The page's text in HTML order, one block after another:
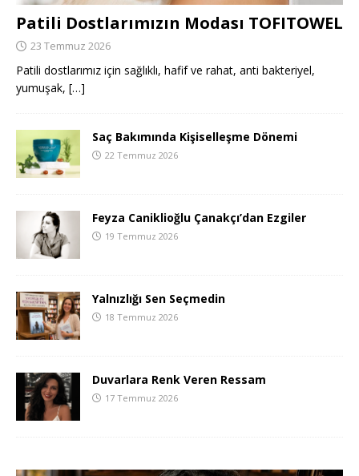
Patili Dostlarımızın Modası TOFITOWEL
23 Temmuz 2026
Patili dostlarımız için sağlıklı, hafif ve rahat, anti bakteriyel,
yumuşak, […]
Saç Bakımında Kişiselleşme Dönemi
22 Temmuz 2026
Feyza Caniklioğlu Çanakçı’dan Ezgiler
19 Temmuz 2026
Yalnızlığı Sen Seçmedin
18 Temmuz 2026
Duvarlara Renk Veren Ressam
17 Temmuz 2026